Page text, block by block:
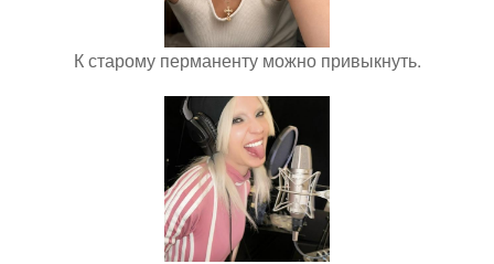
К старому перманенту можно привыкнуть.